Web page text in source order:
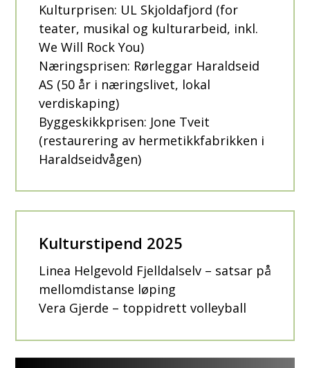
Kulturprisen: UL Skjoldafjord (for
teater, musikal og kulturarbeid, inkl.
We Will Rock You)
Næringsprisen: Rørleggar Haraldseid
AS (50 år i næringslivet, lokal
verdiskaping)
Byggeskikkprisen: Jone Tveit
(restaurering av hermetikkfabrikken i
Haraldseidvågen)
Kulturstipend 2025
Linea Helgevold Fjelldalselv – satsar på
mellomdistanse løping
Vera Gjerde – toppidrett volleyball